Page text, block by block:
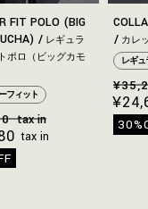
FIT POLO (BIG
レギュラ
ポロ（ビッグカモ
フィット
tax in
tax in
カレ
レギュ